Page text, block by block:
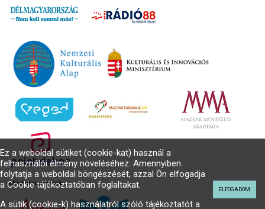
Médiatámogatók
Ez a weboldal sütiket (cookie-kat) használ a
felhasználói élmény növeléséhez. Amennyiben
folytatja a weboldal böngészését, azzal Ön elfogadja
a Cookie tájékoztatóban foglaltakat.
A sütik (cookie-k) használatról szóló tájékoztatót a
ELFOGADOM